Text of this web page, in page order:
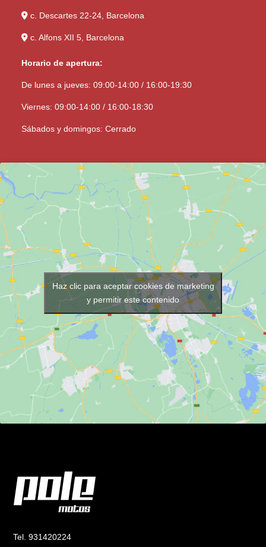
c. Descartes 22-24, Barcelona
c. Alfons XII 5, Barcelona
Horario de apertura:
De lunes a jueves: 09:00-14:00 / 16:00-19:30
Viernes: 09:00-14:00 / 16:00-18:30
Sábados y domingos: Cerrado
Haz clic para aceptar cookies de marketing
y permitir este contenido
Tel. 931420224